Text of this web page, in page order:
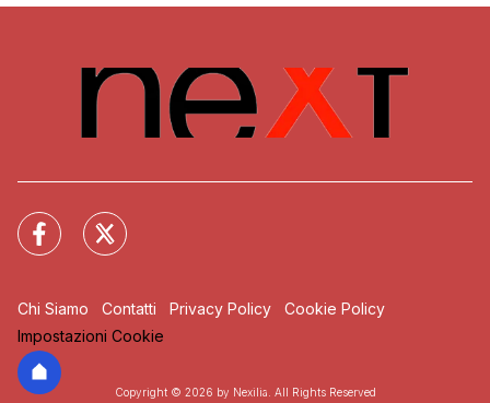
Chi Siamo Contatti Privacy Policy
Cookie Policy
Impostazioni Cookie
Copyright © 2026 by Nexilia. All Rights Reserved